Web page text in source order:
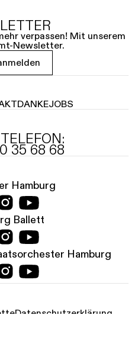
verpassen! Mit unserem
Newsletter.
DANKEJOBS
35 68 68
Hamburg
Ballett
Hamburg
AGBNetiquette